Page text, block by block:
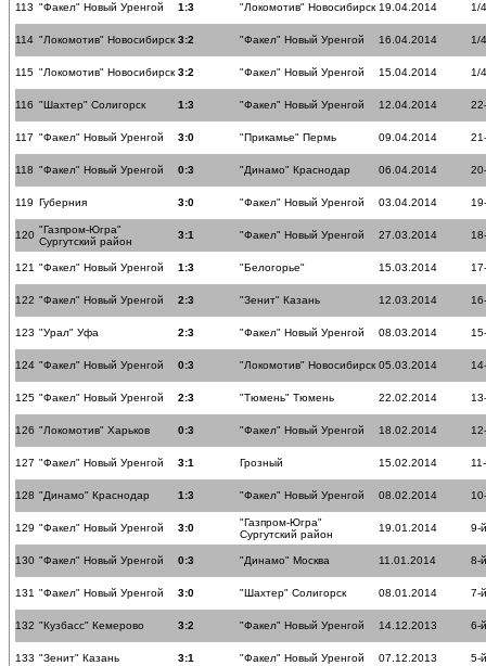
113 "Факел" Новый Уренгой 1:3 "Локомотив" Новосибирск 19.04.2014 1/
114 "Локомотив" Новосибирск 3:2 "Факел" Новый Уренгой 16.04.2014 1/
115 "Локомотив" Новосибирск 3:2 "Факел" Новый Уренгой 15.04.2014 1/
116 "Шахтер" Солигорск 1:3 "Факел" Новый Уренгой 12.04.2014
117 "Факел" Новый Уренгой 3:0 "Прикамье" Пермь 09.04.2014
118 "Факел" Новый Уренгой 0:3 "Динамо" Краснодар 06.04.2014
119 Губерния 3:0 "Факел" Новый Уренгой 03.04.2014
120 "Газпром-Югра"
Сургутский район
3:1 "Факел" Новый Уренгой 27.03.2014
121 "Факел" Новый Уренгой 1:3 "Белогорье" 15.03.2014
122 "Факел" Новый Уренгой 2:3 "Зенит" Казань 12.03.2014
123 "Урал" Уфа 2:3 "Факел" Новый Уренгой 08.03.2014
124 "Факел" Новый Уренгой 0:3 "Локомотив" Новосибирск 05.03.2014
125 "Факел" Новый Уренгой 2:3 "Тюмень" Тюмень 22.02.2014
126 "Локомотив" Харьков 0:3 "Факел" Новый Уренгой 18.02.2014
127 "Факел" Новый Уренгой 3:1 Грозный 15.02.2014
128 "Динамо" Краснодар 1:3 "Факел" Новый Уренгой 08.02.2014
129 "Факел" Новый Уренгой 3:0
"Газпром-Югра"
Сургутский район
19.01.2014 9-
130 "Факел" Новый Уренгой 0:3 "Динамо" Москва 11.01.2014 8-
131 "Факел" Новый Уренгой 3:0 "Шахтер" Солигорск 08.01.2014 7-
132 "Кузбасс" Кемерово 3:2 "Факел" Новый Уренгой 14.12.2013 6-
133 "Зенит" Казань 3:1 "Факел" Новый Уренгой 07.12.2013 5-